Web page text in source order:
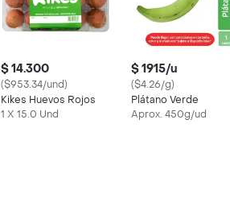
$ 14.300
($953.34/und)
Kikes Huevos Rojos
1 X 15.0 Und
$ 1915/u
($4.26/g)
Plátano Verde
Aprox. 450g/ud